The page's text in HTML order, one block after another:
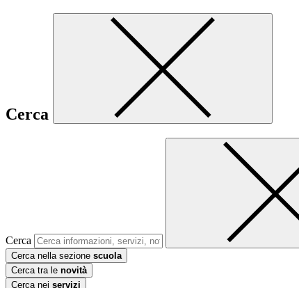
Cerca
Cerca
Cerca nella sezione scuola
Cerca tra le novità
Cerca nei servizi